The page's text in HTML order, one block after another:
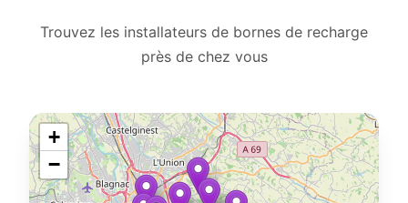
Trouvez les installateurs de bornes de recharge
près de chez vous
+
−